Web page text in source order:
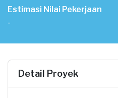
Estimasi Nilai Pekerjaan
-
Detail Proyek